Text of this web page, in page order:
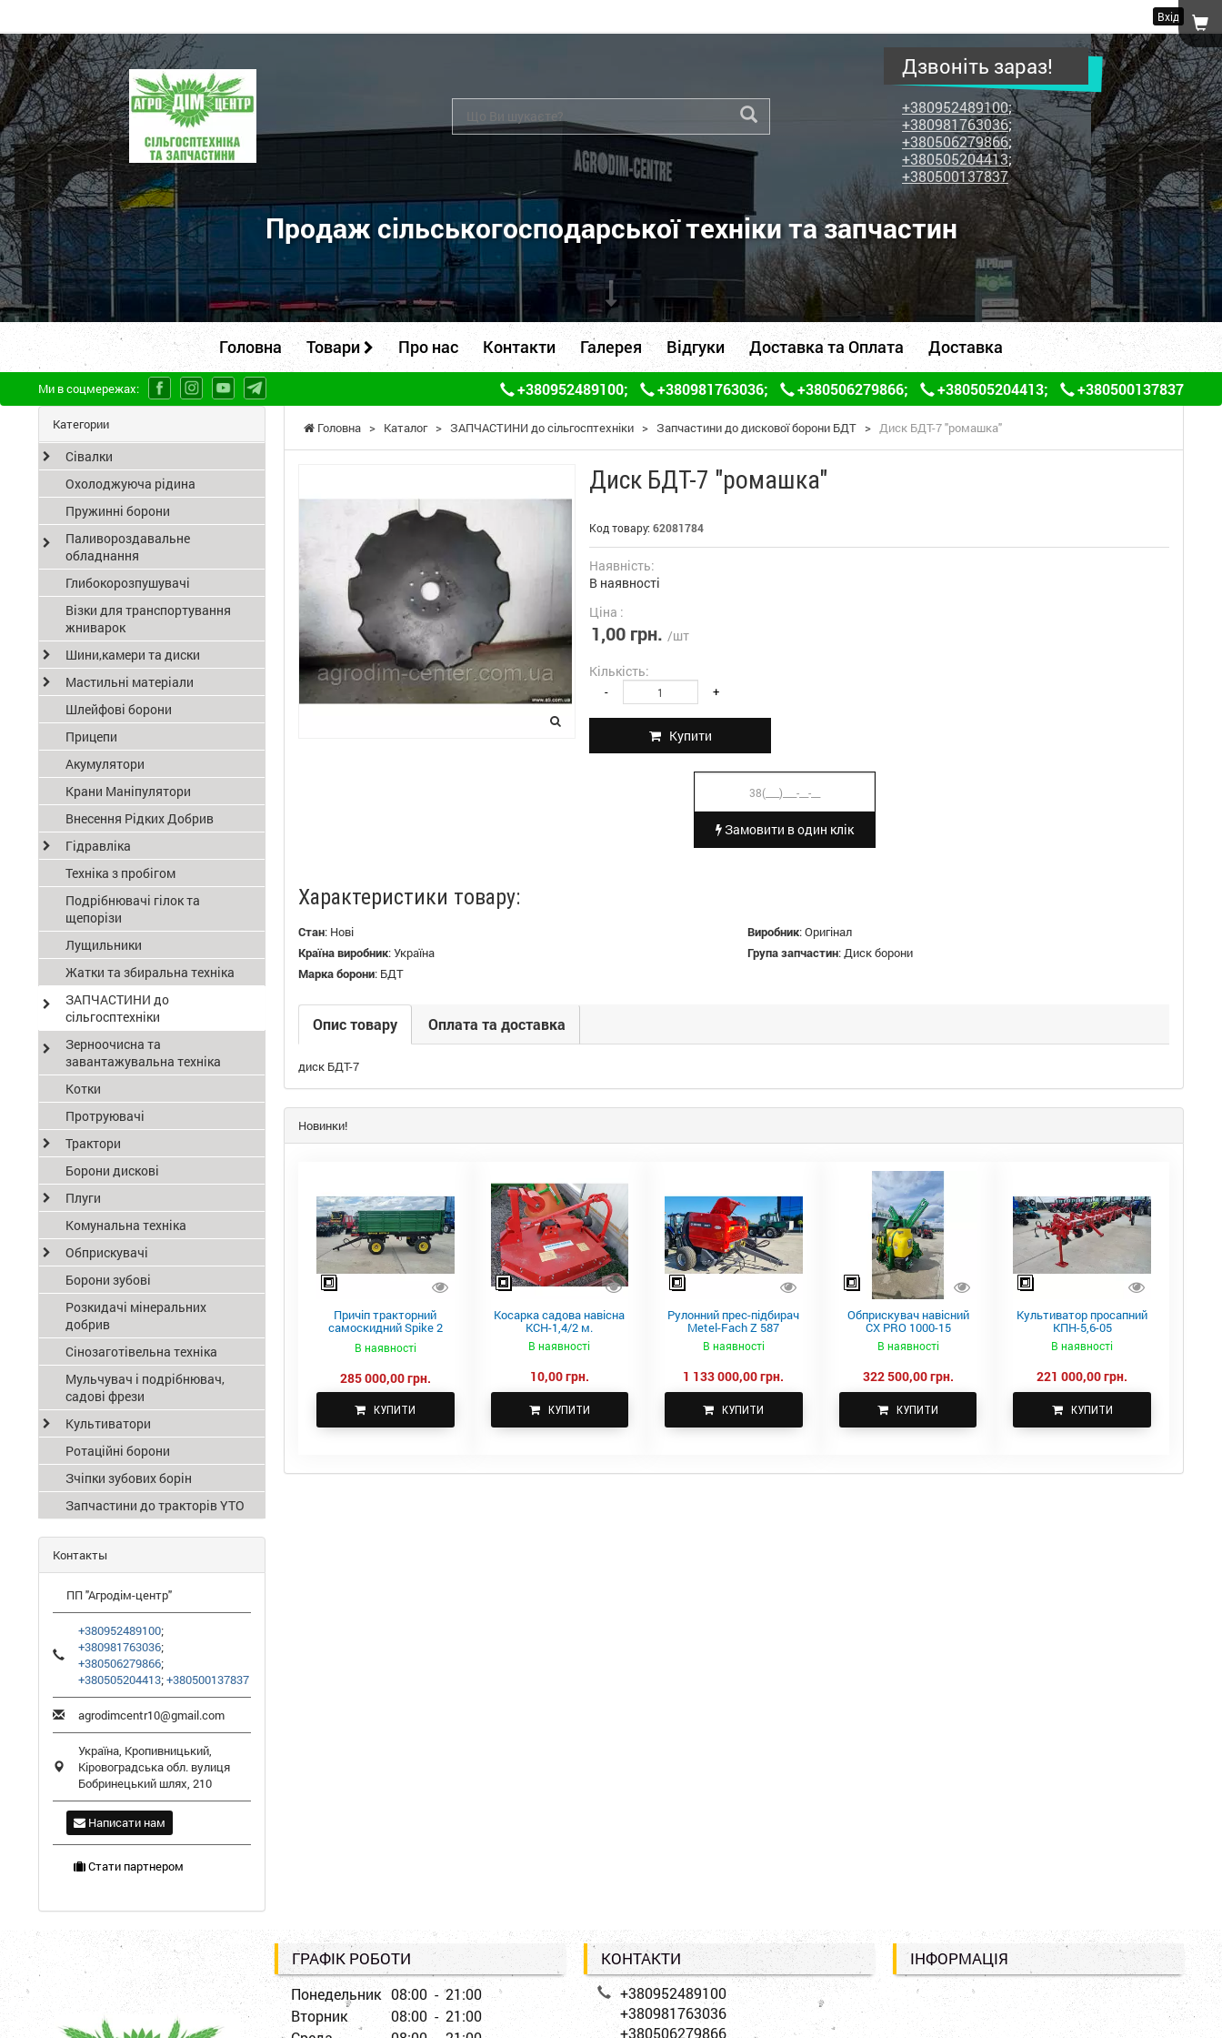
Вхід
ПП
"Агродім-
центр"
-
продаж
сільськогосподарської
техніки
та
запчастин
Дзвоніть зараз!
+380952489100;
+380981763036;
+380506279866;
+380505204413;
+380500137837
Продаж сільськогосподарської техніки та запчастин
Головна Товари Про нас Контакти Галерея Відгуки Доставка та Оплата Доставка
Ми в соцмережах: +380952489100; +380981763036; +380506279866; +380505204413; +380500137837
Головна > Каталог > ЗАПЧАСТИНИ до сільгосптехніки > Запчастини до дискової борони БДТ > Диск БДТ-7 "ромашка"
Диск БДТ-7 "ромашка"
Код товару: 62081784
Наявність:
В наявності
Ціна :
1,00 грн. /шт
Кількість:
- +
Купити
Замовити в один клік
Характеристики товару:
Стан: Нові Виробник:Оригінал
Країна виробник:Україна Група запчастин:Диск борони
Марка борони: БДТ
Опис товару Оплата та доставка
диск БДТ-7
Новинки!
Причіп тракторний
самоскидний Spike 2
В наявності
285 000,00 грн.
КУПИТИ
Косарка садова навісна
КСН-1,4/2 м.
В наявності
10,00 грн.
КУПИТИ
Рулонний прес-підбирач
Metel-Fach Z 587
В наявності
1 133 000,00 грн.
КУПИТИ
Обприскувач навісний
CX PRO 1000-15
В наявності
322 500,00 грн.
КУПИТИ
Культиватор просапний
КПН-5,6-05
В наявності
221 000,00 грн.
КУПИТИ
Категории
Сівалки
Охолоджуюча рідина
Пружинні борони
Паливороздавальне
обладнання
Глибокорозпушувачі
Візки для транспортування
жниварок
Шини,камери та диски
Мастильні матеріали
Шлейфові борони
Прицепи
Акумулятори
Крани Маніпулятори
Внесення Рідких Добрив
Гідравліка
Техніка з пробігом
Подрібнювачі гілок та
щепорізи
Лущильники
Жатки та збиральна техніка
ЗАПЧАСТИНИ до
сільгосптехніки
Зерноочисна та
завантажувальна техніка
Котки
Протруювачі
Трактори
Борони дискові
Плуги
Комунальна техніка
Обприскувачі
Борони зубові
Розкидачі мінеральних
добрив
Сінозаготівельна техніка
Мульчувач і подрібнювач,
садові фрези
Культиватори
Ротаційні борони
Зчіпки зубових борін
Запчастини до тракторів YTO
Контакты
ПП "Агродім-центр"
+380952489100;
+380981763036;
+380506279866;
+380505204413;+380500137837
agrodimcentr10@gmail.com
Україна, Кропивницький,
Кіровоградська обл. вулиця
Бобринецький шлях, 210
Написати нам
Стати партнером
ГРАФІК РОБОТИ
Понедельник 08:00 - 21:00
Вторник
08:00 - 21:00
КОНТАКТИ
+380952489100
+380981763036
+380506279866
ІНФОРМАЦІЯ